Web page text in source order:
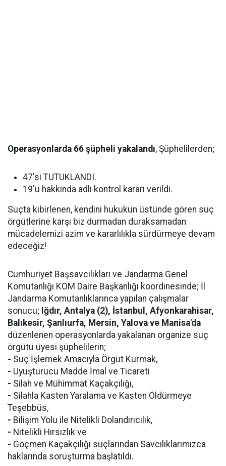
Operasyonlarda 66 şüpheli yakalandı, Şüphelilerden;
47'si TUTUKLANDI.
19'u hakkında adli kontrol kararı verildi.
Suçta kibirlenen, kendini hukukun üstünde gören suç
örgütlerine karşı biz durmadan duraksamadan
mücadelemizi azim ve kararlılıkla sürdürmeye devam
edeceğiz!
Cumhuriyet Başsavcılıkları ve Jandarma Genel
Komutanlığı KOM Daire Başkanlığı koordinesinde; İl
Jandarma Komutanlıklarınca yapılan çalışmalar
sonucu; Iğdır, Antalya (2), İstanbul, Afyonkarahisar,
Balıkesir, Şanlıurfa, Mersin, Yalova ve Manisa'da
düzenlenen operasyonlarda yakalanan organize suç
örgütü üyesi şüphelilerin;
- Suç İşlemek Amacıyla Örgüt Kurmak,
- Uyuşturucu Madde İmal ve Ticareti
- Silah ve Mühimmat Kaçakçılığı,
- Silahla Kasten Yaralama ve Kasten Öldürmeye
Teşebbüs,
- Bilişim Yolu ile Nitelikli Dolandırıcılık,
- Nitelikli Hırsızlık ve
- Göçmen Kaçakçılığı suçlarından Savcılıklarımızca
haklarında soruşturma başlatıldı.